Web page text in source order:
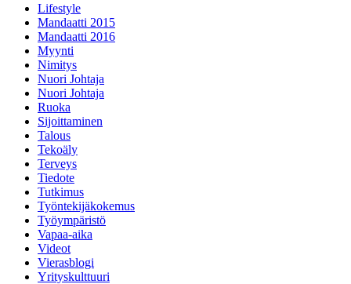
Lifestyle
Mandaatti 2015
Mandaatti 2016
Myynti
Nimitys
Nuori Johtaja
Nuori Johtaja
Ruoka
Sijoittaminen
Talous
Tekoäly
Terveys
Tiedote
Tutkimus
Työntekijäkokemus
Työympäristö
Vapaa-aika
Videot
Vierasblogi
Yrityskulttuuri